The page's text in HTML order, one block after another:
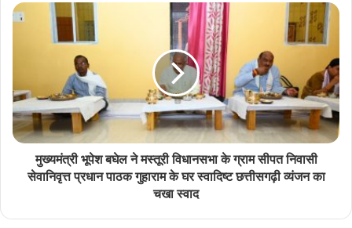
मुख्यमंत्री भूपेश बघेल ने मस्तूरी विधानसभा के ग्राम सीपत निवासी
सेवानिवृत्त प्रधान पाठक गुहाराम के घर स्वादिष्ट छत्तीसगढ़ी व्यंजन का
चखा स्वाद